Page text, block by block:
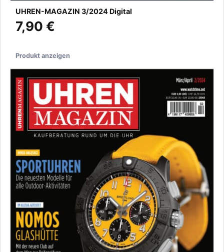
UHREN-MAGAZIN 3/2024 Digital
7,90 €
Produkt anzeigen